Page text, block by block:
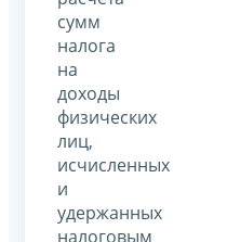
сумм
налога
на
доходы
физических
лиц,
исчисленных
и
удержанных
налоговым